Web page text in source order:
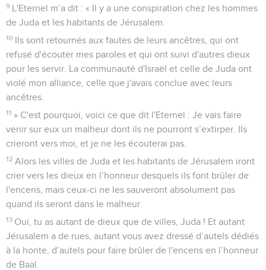
9 L'Eternel m’a dit : « Il y a une conspiration chez les hommes
de Juda et les habitants de Jérusalem.
10 Ils sont retournés aux fautes de leurs ancêtres, qui ont
refusé d'écouter mes paroles et qui ont suivi d'autres dieux
pour les servir. La communauté d'Israël et celle de Juda ont
violé mon alliance, celle que j'avais conclue avec leurs
ancêtres.
11 » C'est pourquoi, voici ce que dit l'Eternel : Je vais faire
venir sur eux un malheur dont ils ne pourront s’extirper. Ils
crieront vers moi, et je ne les écouterai pas.
12 Alors les villes de Juda et les habitants de Jérusalem iront
crier vers les dieux en l’honneur desquels ils font brûler de
l'encens, mais ceux-ci ne les sauveront absolument pas
quand ils seront dans le malheur.
13 Oui, tu as autant de dieux que de villes, Juda ! Et autant
Jérusalem a de rues, autant vous avez dressé d’autels dédiés
à la honte, d’autels pour faire brûler de l'encens en l’honneur
de Baal.